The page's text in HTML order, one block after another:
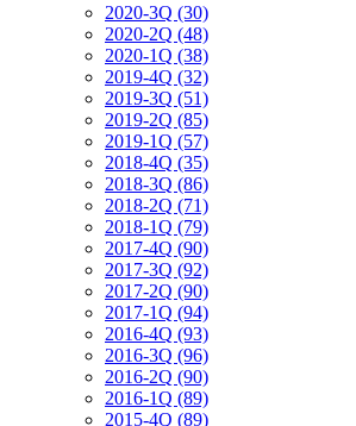
2020-3Q (30)
2020-2Q (48)
2020-1Q (38)
2019-4Q (32)
2019-3Q (51)
2019-2Q (85)
2019-1Q (57)
2018-4Q (35)
2018-3Q (86)
2018-2Q (71)
2018-1Q (79)
2017-4Q (90)
2017-3Q (92)
2017-2Q (90)
2017-1Q (94)
2016-4Q (93)
2016-3Q (96)
2016-2Q (90)
2016-1Q (89)
2015-4Q (89)